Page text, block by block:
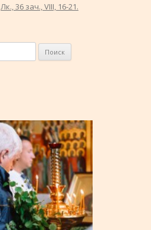
Лк., 36 зач., VIII, 16-21.